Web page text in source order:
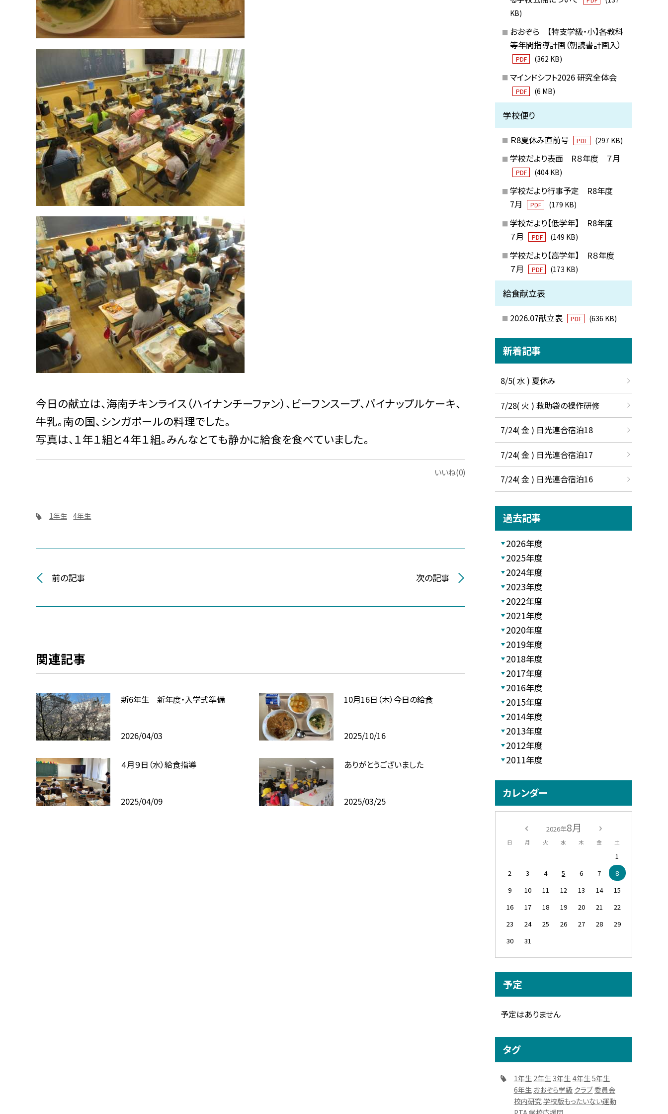
今日の献立は、海南チキンライス（ハイナンチーファン）、ビーフンスープ、パイナップルケーキ、
牛乳。南の国、シンガポールの料理でした。
写真は、１年１組と４年１組。みんなとても静かに給食を食べていました。
いいね(0)
1年生 4年生
前の記事 次の記事
関連記事
新6年生 新年度・入学式準備
2026/04/03
10月16日（木）今日の給食
2025/10/16
４月９日（水）給食指導
2025/04/09
ありがとうございました
2025/03/25
KB)
おおぞら 【特支学級・小】各教科
等年間指導計画（朝読書計画入）
PDF (362 KB)
マインドシフト2026 研究全体会
PDF (6 MB)
学校便り
Ｒ8夏休み直前号 PDF (297 KB)
学校だより表面 R８年度 ７月
PDF (404 KB)
学校だより行事予定 R8年度
7月
PDF (179 KB)
学校だより【低学年】 R8年度
７月
PDF (149 KB)
学校だより【高学年】 R８年度
７月
PDF (173 KB)
給食献立表
2026.07献立表 PDF (636 KB)
新着記事
8/5( 水 ) 夏休み
7/28( 火 ) 救助袋の操作研修
7/24( 金 ) 日光連合宿泊18
7/24( 金 ) 日光連合宿泊17
7/24( 金 ) 日光連合宿泊16
過去記事
2026年度
2025年度
2024年度
2023年度
2022年度
2021年度
2020年度
2019年度
2018年度
2017年度
2016年度
2015年度
2014年度
2013年度
2012年度
2011年度
カレンダー
2026年8月
日 月 火 水 木 金 土
1
2
3 4 5 6 7
8
9
10 11 12 13 14
15
16
17 18 19 20 21
22
23
24 25 26 27 28
29
30
31
予定
予定はありません
タグ
1年生 2年生 3年生 4年生5年生
6年生 おおぞら学級 クラブ委員会
校内研究学校版もったいない運動